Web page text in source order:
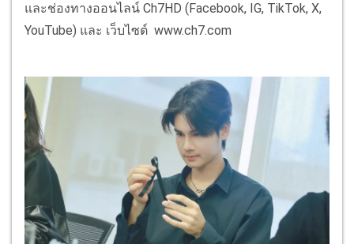
และช่องทางออนไลน์ Ch7HD (Facebook, IG, TikTok, X,
YouTube) และ เว็บไซต์ www.ch7.com